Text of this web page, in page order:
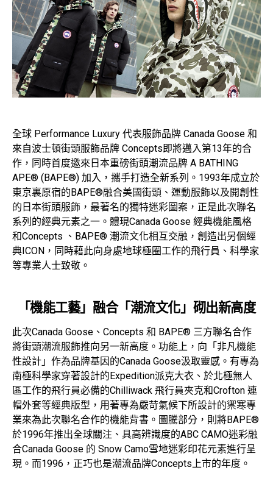
全球 Performance Luxury 代表服飾品牌 Canada Goose 和
來自波士頓街頭服飾品牌 Concepts即將邁入第13年的合
作，同時首度邀來日本重磅街頭潮流品牌 A BATHING
APE® (BAPE®) 加入，攜手打造全新系列。1993年成立於
東京裏原宿的BAPE®融合美國街頭、運動服飾以及開創性
的日本街頭服飾，最著名的獨特迷彩圖案，正是此次聯名
系列的經典元素之一。體現Canada Goose 經典機能風格
和Concepts 、BAPE® 潮流文化相互交融，創造出另個經
典ICON，同時藉此向身處地球極圈工作的飛行員、科學家
等專業人士致敬。
「機能工藝」融合「潮流文化」砌出新高度
此次Canada Goose、Concepts 和 BAPE® 三方聯名合作
將街頭潮流服飾推向另一新高度。功能上，向「非凡機能
性設計」作為品牌基因的Canada Goose汲取靈感。有專為
南極科學家穿著設計的Expedition派克大衣、於北極無人
區工作的飛行員必備的Chilliwack 飛行員夾克和Crofton 連
帽外套等經典版型，用著專為嚴苛氣候下所設計的禦寒專
業來為此次聯名合作的機能背書。圖騰部分，則將BAPE®
於1996年推出全球關注、具高辨識度的ABC CAMO迷彩融
合Canada Goose 的 Snow Camo雪地迷彩印花元素進行呈
現。而1996，正巧也是潮流品牌Concepts上市的年度。